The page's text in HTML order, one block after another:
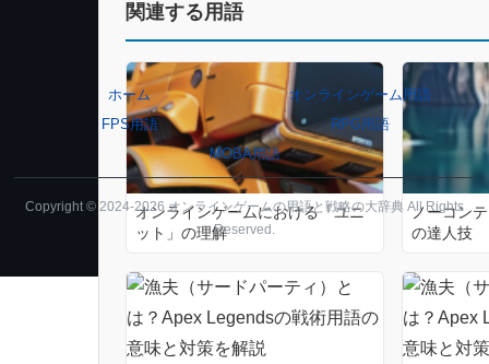
関連する用語
オンラインゲームにおける「ユニ
ット」の理解
ノーコン
の達人技
ホーム
オンラインゲーム用語
FPS用語
RPG用語
MOBA用語
Copyright © 2024-2026 オンラインゲームの用語と戦略の大辞典 All Rights
Reserved.